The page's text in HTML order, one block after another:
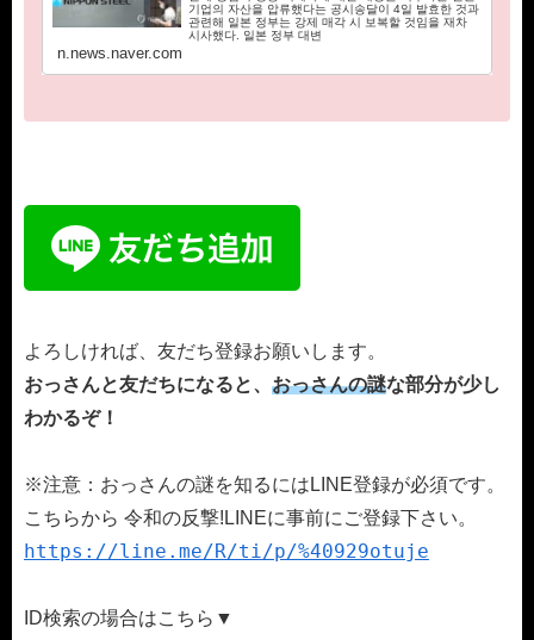
기업의 자산을 압류했다는 공시송달이 4일 발효한 것과
관련해 일본 정부는 강제 매각 시 보복할 것임을 재차
시사했다. 일본 정부 대변
n.news.naver.com
よろしければ、友だち登録お願いします。
おっさんと友だちになると、 おっさんの謎な部分が少し
わかるぞ！
※注意：おっさんの謎を知るにはLINE登録が必須です。
こちらから 令和の反撃!LINEに事前にご登録下さい。
https://line.me/R/ti/p/%40929otuje
ID検索の場合はこちら▼